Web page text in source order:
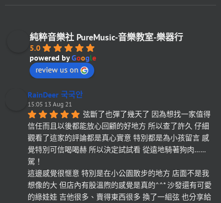
純粹音樂社 PureMusic-音樂教室-樂器行
5.0
powered byGoogle
review us on
RainDeer 국국안
15:05 13 Aug 21
弦斷了也彈了幾天了 因為想找一家值得
信任而且以後都能放心回顧的好地方 所以查了許久 仔細
觀看了這家的評論都是真心實意 特別都是為小孩留言 感
覺特別可信喝喝赫 所以決定試試看 從遠地騎著狗肉……
駕！
這邊感覺很愜意 特別是在小公園散步的地方 店面不是我
想像的大 但店內有股溫煦的感覺是真的^^* 沙發還有可愛
的綠娃娃 吉他很多、賣得東西很多 換了一組弦 也分享給